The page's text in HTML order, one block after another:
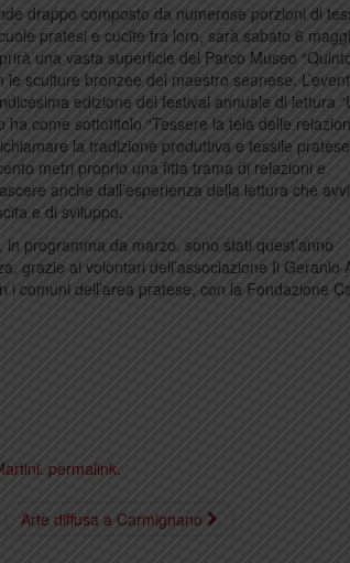
drappo composto da numerose porzioni di
pratesi e cucite tra loro, sarà sabato 6
una vasta superficie del Parco Museo
le sculture bronzee del maestro seanese.
edizione del festival annuale di lettura
ha come sottotitolo “Tessere la tela delle
la tradizione produttiva e tessile
metri proprio una fitta trama di relazioni e
anche dall’esperienza della lettura che
e di sviluppo.
programma da marzo, sono stati quest’anno
grazie ai volontari dell’associazione Il Geranio
comuni dell’area pratese, con la Fondazione
. permalink.
Arte diffusa a Carmignano